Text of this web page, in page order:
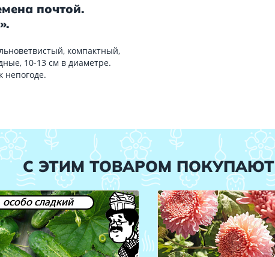
почтой.
компактный,
10-13 см в диаметре.
непогоде.
С ЭТИМ ТОВАРОМ ПОКУПАЮТ
особо сладкий